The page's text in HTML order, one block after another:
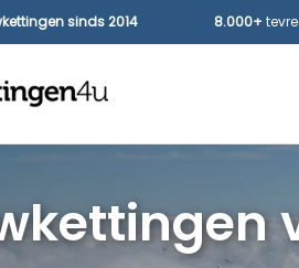
sinds 2014 8.000+